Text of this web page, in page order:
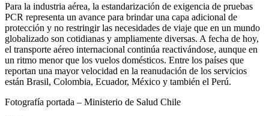
Para la industria aérea, la estandarización de exigencia de pruebas
PCR representa un avance para brindar una capa adicional de
protección y no restringir las necesidades de viaje que en un mundo
globalizado son cotidianas y ampliamente diversas. A fecha de hoy,
el transporte aéreo internacional continúa reactivándose, aunque en
un ritmo menor que los vuelos domésticos. Entre los países que
reportan una mayor velocidad en la reanudación de los servicios
están Brasil, Colombia, Ecuador, México y también el Perú.
Fotografía portada – Ministerio de Salud Chile